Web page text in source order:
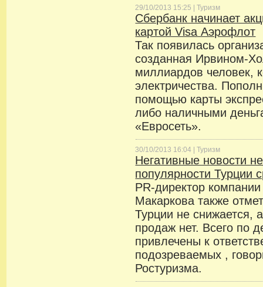
29/10/2013 15:25 |Туризм
Сбербанк начинает
картой Visa Аэрофлот
Так появилась
созданная Ирвином-
миллиардов человек,
электричества.
помощью карты
либо наличными
«Евросеть».
30/10/2013 16:04 |Туризм
Негативные новости
популярности Турции
PR-директор
Макаркова также
Турции не снижается,
продаж нет. Всего по
привлечены к
подозреваемых ,
Ростуризма.